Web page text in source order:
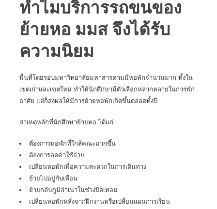
ทำไมบริการรถขนของ
ย้ายหอ มมส จึงได้รับ
ความนิยม
พื้นที่โดยรอบมหาวิทยาลัยมหาสารคามมีหอพักจำนวนมาก ทั้งใน
เขตเก่าและเขตใหม่ ทำให้นักศึกษามีตัวเลือกหลากหลายในการพัก
อาศัย แต่ก็ส่งผลให้มีการย้ายหอพักเกิดขึ้นตลอดทั้งปี
สาเหตุหลักที่นักศึกษาย้ายหอ ได้แก่
ต้องการหอพักที่ใกล้คณะมากขึ้น
ต้องการลดค่าใช้จ่าย
เปลี่ยนหอพักเพื่อความสะดวกในการเดินทาง
ย้ายไปอยู่กับเพื่อน
ย้ายกลับภูมิลำเนาในช่วงปิดเทอม
เปลี่ยนหอพักหลังจากฝึกงานหรือเปลี่ยนแผนการเรียน